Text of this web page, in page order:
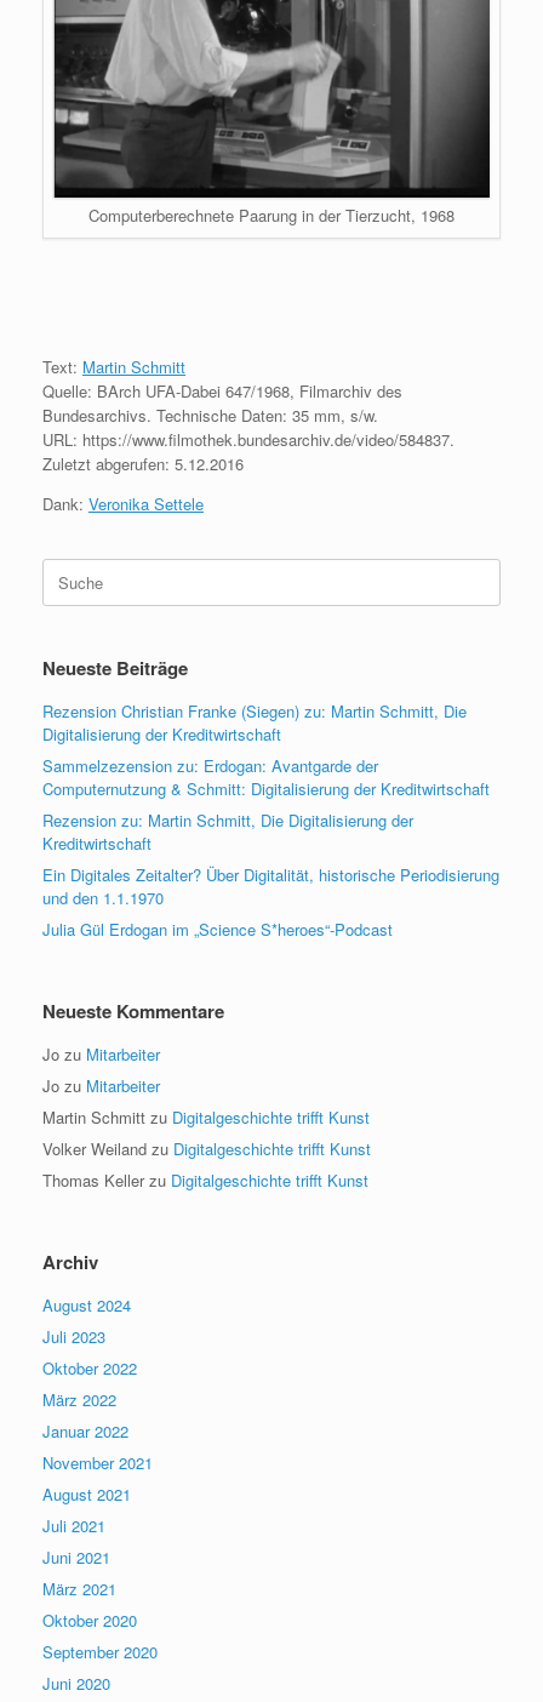
Computerberechnete Paarung in der Tierzucht, 1968
Text: Martin Schmitt
Quelle: BArch UFA-Dabei 647/1968, Filmarchiv des
Bundesarchivs. Technische Daten: 35 mm, s/w.
URL: https://www.filmothek.bundesarchiv.de/video/584837.
Zuletzt abgerufen: 5.12.2016
Dank: Veronika Settele
nach:
Neueste Beiträge
Rezension Christian Franke (Siegen) zu: Martin Schmitt, Die
Digitalisierung der Kreditwirtschaft
Sammelzezension zu: Erdogan: Avantgarde der
Computernutzung & Schmitt: Digitalisierung der Kreditwirtschaft
Rezension zu: Martin Schmitt, Die Digitalisierung der
Kreditwirtschaft
Ein Digitales Zeitalter? Über Digitalität, historische Periodisierung
und den 1.1.1970
Julia Gül Erdogan im „Science S*heroes“-Podcast
Neueste Kommentare
Jo zu Mitarbeiter
Jo zu Mitarbeiter
Martin Schmitt zu Digitalgeschichte trifft Kunst
Volker Weiland zu Digitalgeschichte trifft Kunst
Thomas Kellerzu Digitalgeschichte trifft Kunst
Archiv
August 2024
Juli 2023
Oktober 2022
März 2022
Januar 2022
November 2021
August 2021
Juli 2021
Juni 2021
März 2021
Oktober 2020
September 2020
Juni 2020